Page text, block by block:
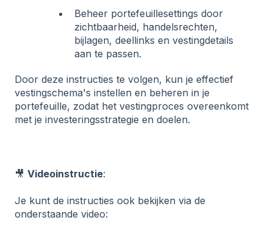
Beheer portefeuillesettings door
zichtbaarheid, handelsrechten,
bijlagen, deellinks en vestingdetails
aan te passen.
Door deze instructies te volgen, kun je effectief
vestingschema's instellen en beheren in je
portefeuille, zodat het vestingproces overeenkomt
met je investeringsstrategie en doelen.
🎥 Videoinstructie:
Je kunt de instructies ook bekijken via de
onderstaande video: